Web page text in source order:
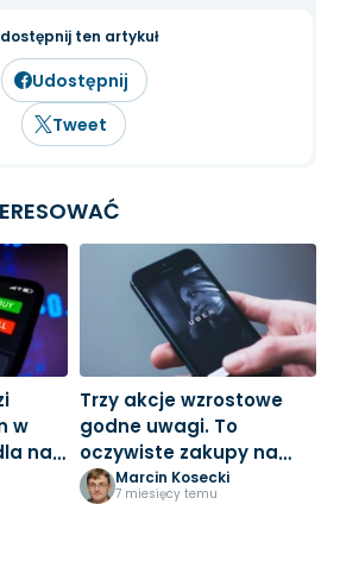
długoterminowe.
ten artykuł
Udostępnij
Tweet
w
nas
Trzy akcje wzrostowe
godne uwagi. To
oczywiste zakupy na
nowy rok
Marcin Kosecki
7 miesięcy temu